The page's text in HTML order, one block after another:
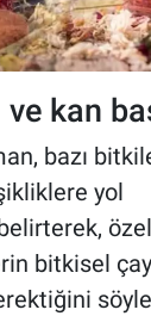
ve kan
bazı
yol
bitkisel